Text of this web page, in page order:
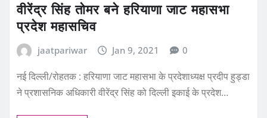
वीरेंद्र सिंह तोमर बने हरियाणा जाट महासभा
प्रदेश महासचिव
jaatpariwar Jan 9, 2021 0
नई दिल्ली/रोहतक : हरियाणा जाट महासभा के प्रदेशाध्यक्ष प्रदीप हुड्डा
ने प्रशासनिक अधिकारी वीरेंद्र सिंह को दिल्ली इकाई के प्रदेश…